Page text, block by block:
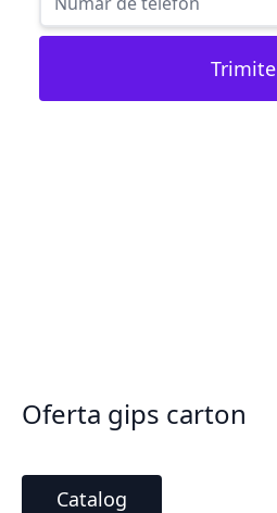
Trimite
Oferta gips carton
Catalog